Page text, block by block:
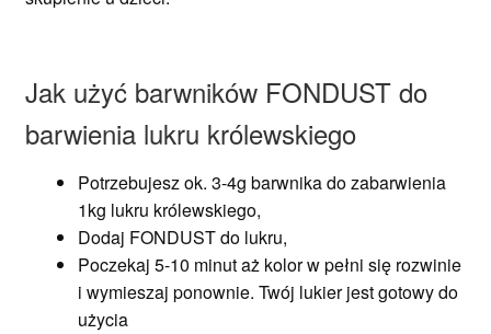
Jak użyć barwników FONDUST do
barwienia lukru królewskiego
Potrzebujesz ok. 3-4g barwnika do zabarwienia
1kg lukru królewskiego,
Dodaj FONDUST do lukru,
Poczekaj 5-10 minut aż kolor w pełni się rozwinie
i wymieszaj ponownie. Twój lukier jest gotowy do
użycia